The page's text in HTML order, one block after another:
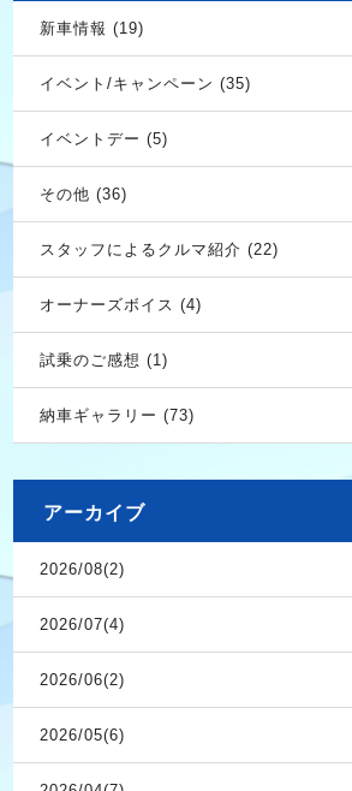
新車情報 (19)
イベント/キャンペーン (35)
イベントデー (5)
その他 (36)
スタッフによるクルマ紹介 (22)
オーナーズボイス (4)
試乗のご感想 (1)
納車ギャラリー (73)
アーカイブ
2026/08(2)
2026/07(4)
2026/06(2)
2026/05(6)